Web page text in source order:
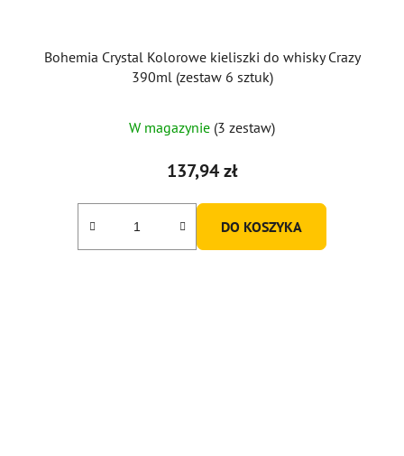
Bohemia Crystal Kolorowe kieliszki do whisky Crazy
390ml (zestaw 6 sztuk)
ocena
produktu
5,0
W magazynie (3 zestaw)
137,94 zł
DO KOSZYKA